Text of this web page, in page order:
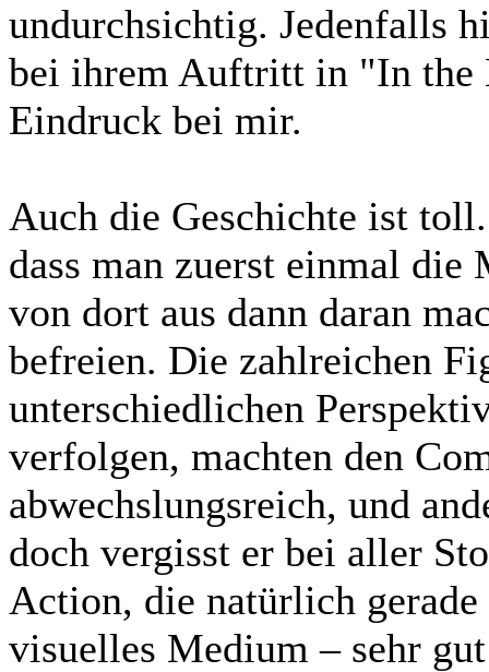
undurchsichtig. Jedenfalls
bei ihrem Auftritt in "In the
Eindruck bei mir.
Auch die Geschichte ist
dass man zuerst einmal die
von dort aus dann daran
befreien. Die zahlreichen
unterschiedlichen
verfolgen, machten den
abwechslungsreich, und
doch vergisst er bei aller
Action, die natürlich
visuelles Medium – sehr